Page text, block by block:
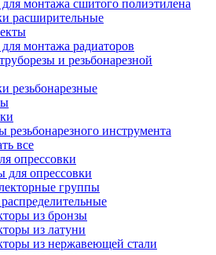
монтажа сшитого полиэтилена
расширительные
монтажа радиаторов
и резьбонарезной
резьбонарезные
резьбонарезного инструмента
все
опрессовки
для опрессовки
группы
из бронзы
из латуни
из нержавеющей стали